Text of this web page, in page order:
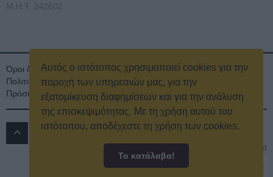
Αυτός ο ιστότοπος χρησιμοποιεί cookies για την
παροχή των υπηρεσιών μας, για την
εξατομίκευση διαφημίσεων και για την ανάλυση
της επισκεψιμότητας. Με τη χρήση αυτού του
ιστότοπου, αποδέχεστε τη χρήση των cookies.
Το κατάλαβα!
Μ.Η.Τ. 242602
Όροι διαγωνισμού Όροι Χρήσης
Ταυτότητα
Πολιτική Απορρήτου & Cookies
Επικοινωνία
Οικονομικά στοιχεία
Πρόσκληση τακτικής γενικής συνέλευσης
Κρατική Διαφήμιση
ΔΡΟΜΟΣ 89.8 FM All rights reserved